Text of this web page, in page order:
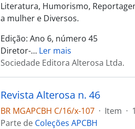
Literatura, Humorismo,
a mulher e Diversos.
Edição: Ano 6, número 45
Diretor-… Ler mais
Sociedade Editora Alterosa Ltda.
Revista Alterosa n. 46
BR MGAPCBH C/16/x-107 · Item ·
Parte de Coleções APCBH